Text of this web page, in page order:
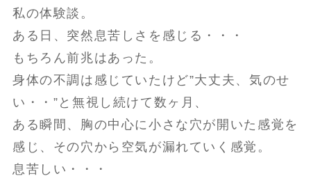
私の体験談。
ある日、突然息苦しさを感じる・・・
もちろん前兆はあった。
身体の不調は感じていたけど”大丈夫、気のせ
い・・”と無視し続けて数ヶ月、
ある瞬間、胸の中心に小さな穴が開いた感覚を
感じ、その穴から空気が漏れていく感覚。
息苦しい・・・